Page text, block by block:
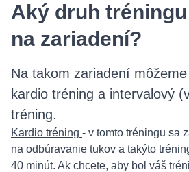
Aký druh
na zariadení?
Na takom zariadení
kardio tréning a intervalový
tréning.
Kardio tréning - v tomto tréningu sa
na odbúravanie tukov a takýto
40 minút. Ak chcete, aby bol váš